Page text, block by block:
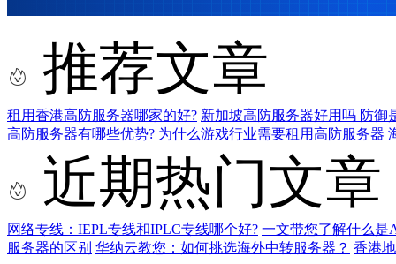
推荐文章
租用香港高防服务器哪家的好? 新加坡高防服务器好用吗 防御
高防服务器有哪些优势? 为什么游戏行业需要租用高防服务器
近期热门文章
网络专线：IEPL专线和IPLC专线哪个好? 一文带您了解什么是
服务器的区别 华纳云教您：如何挑选海外中转服务器？ 香港